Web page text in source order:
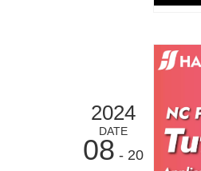
2024
DATE
08 - 20